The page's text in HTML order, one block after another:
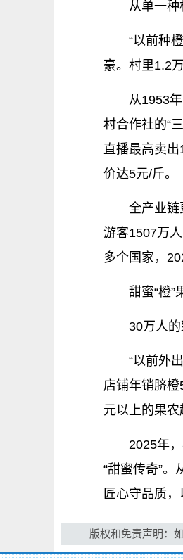
从单一种
“以前种
豪。村里1.2
从1953
村合作社的“
直播最高卖
价达5元/斤。
全产业链
游客1507万
多个国家，
甜蜜“橙”
30万人
“以前外
店铺年销脐
元以上的果农
2025年
“甜蜜传奇”
匠心守品质
版权和免责声明：如